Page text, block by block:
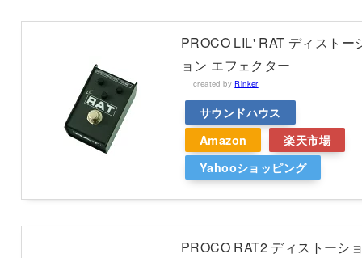
PROCO LIL' RAT ディストー
ョン エフェクター
created byRinker
サウンドハウス
Amazon
楽天市場
Yahooショッピング
PROCO RAT2 ディストーシ